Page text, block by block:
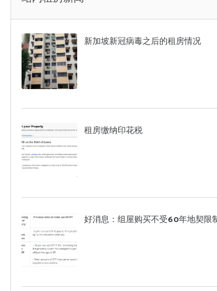
新加坡新冠病毒之后的租房情况
租房缴纳印花税
好消息：组屋购买不受60年地契限